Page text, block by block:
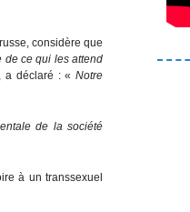
considère que
de ce qui les attend
a déclaré : «Notre
de la société
à un transsexuel